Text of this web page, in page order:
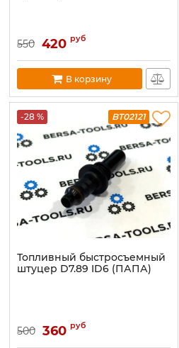
550 420 руб
В корзину
-28 % BT02121
Топливный быстросъемный
штуцер D7.89 ID6 (ПАПА)
500 360 руб